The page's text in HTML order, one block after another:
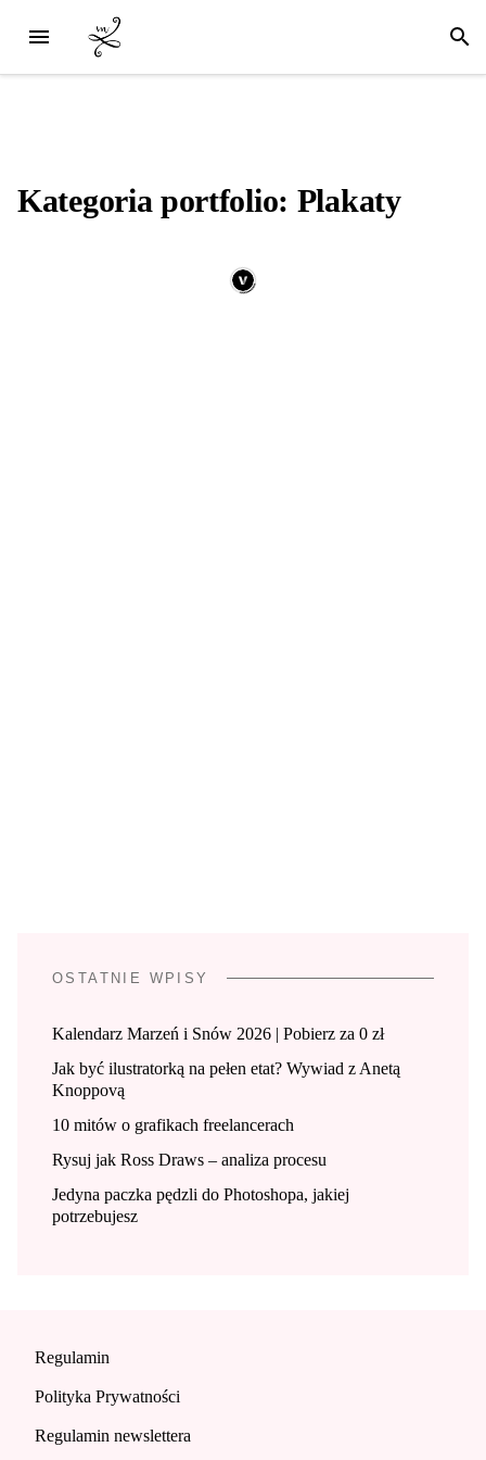
Kategoria portfolio: Plakaty
OSTATNIE WPISY
Kalendarz Marzeń i Snów 2026 | Pobierz za 0 zł
Jak być ilustratorką na pełen etat? Wywiad z Anetą
Knoppovą
10 mitów o grafikach freelancerach
Rysuj jak Ross Draws – analiza procesu
Jedyna paczka pędzli do Photoshopa, jakiej
potrzebujesz
Regulamin
Polityka Prywatności
Regulamin newslettera